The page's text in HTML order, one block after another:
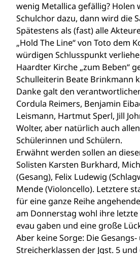
wenig Metallica gefällig? Holen
Schulchor dazu, dann wird die
Spätestens als (fast) alle
„Hold The Line“ von Toto dem
würdigen Schlusspunkt
Haardter Kirche „zum Beben“
Schulleiterin Beate Brinkmann
Danke galt den
Cordula Reimers, Benjamin
Leismann, Hartmut Sperl, Jill
Wolter, aber natürlich auch
Schülerinnen und Schülern.
Erwähnt werden sollen an
Solisten Karsten Burkhard,
(Gesang), Felix Ludewig
Mende (Violoncello). Letztere
für eine ganze Reihe
am Donnerstag wohl ihre
evau gaben und eine große
Aber keine Sorge: Die Gesangs-
Streicherklassen der Jgst. 5